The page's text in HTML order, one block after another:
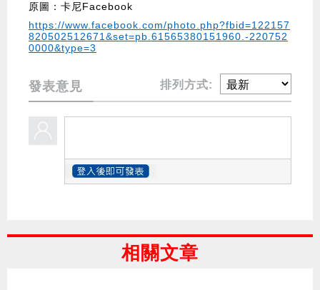
原圖：卡尼Facebook
https://www.facebook.com/photo.php?fbid=122157
820502512671&set=pb.61565380151960.-220752
0000&type=3
發表意見 排列方式:
相關文章